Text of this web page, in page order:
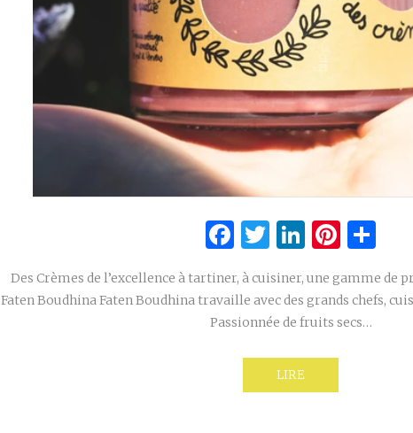
Facebook
Twitter
LinkedIn
Des Crèmes de l’excellence à tartiner, à cuisiner, une gamme de
Faten Boudhina Faten Boudhina travaille avec des grands chefs,
Passionnée de fruits secs…
LIRE